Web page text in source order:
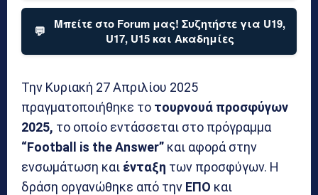
💬
Μπείτε στο Forum μας! Συζητήστε για U19,
U17, U15 και Ακαδημίες
Την Κυριακή 27 Απριλίου 2025
πραγματοποιήθηκε το τουρνουά προσφύγων
2025, το οποίο εντάσσεται στο πρόγραμμα
“Football is the Answer” και αφορά στην
ενσωμάτωση και ένταξη των προσφύγων. Η
δράση οργανώθηκε από την ΕΠΟ και